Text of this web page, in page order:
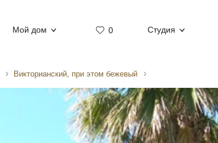
Мой дом 0 Студия
Викторианский, при этом бежевый